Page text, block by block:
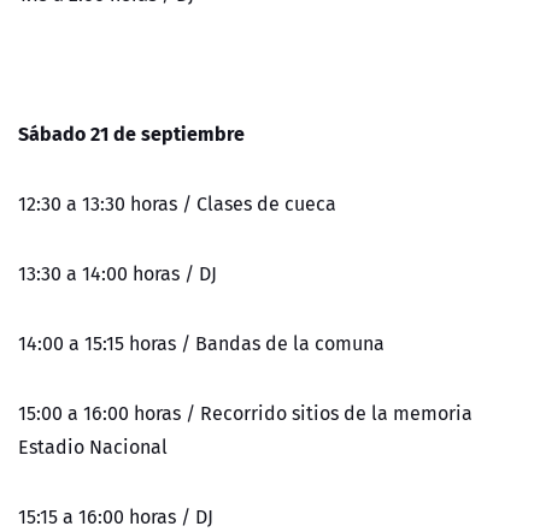
Sábado 21 de septiembre
12:30 a 13:30 horas / Clases de cueca
13:30 a 14:00 horas / DJ
14:00 a 15:15 horas / Bandas de la comuna
15:00 a 16:00 horas / Recorrido sitios de la memoria
Estadio Nacional
15:15 a 16:00 horas / DJ